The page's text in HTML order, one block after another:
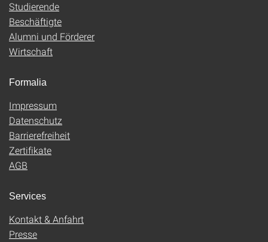
Studierende
Beschäftigte
Alumni und Förderer
Wirtschaft
Formalia
Impressum
Datenschutz
Barrierefreiheit
Zertifikate
AGB
Services
Kontakt & Anfahrt
Presse